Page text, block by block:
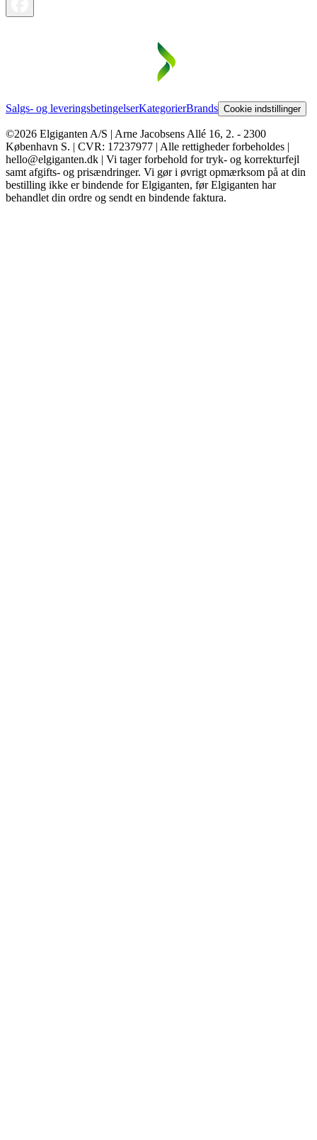
Salgs- og leveringsbetingelserKategorierBrands Cookie indstillinger
©2026 Elgiganten A/S | Arne Jacobsens Allé 16, 2. - 2300
København S. | CVR: 17237977 | Alle rettigheder forbeholdes |
hello@elgiganten.dk | Vi tager forbehold for tryk- og korrekturfejl
samt afgifts- og prisændringer. Vi gør i øvrigt opmærksom på at din
bestilling ikke er bindende for Elgiganten, før Elgiganten har
behandlet din ordre og sendt en bindende faktura.